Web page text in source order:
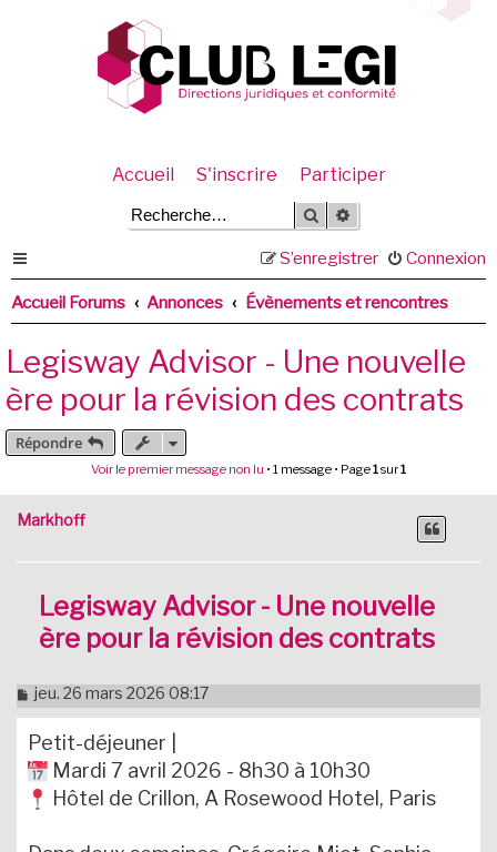
Accueil S'inscrire Participer
Rechercher
Connexion
S’enregistrer
Accueil Forums Annonces Évènements et rencontres
Legisway Advisor - Une nouvelle
ère pour la révision des contrats
Répondre
Voir le premier message non lu • 1 message • Page1sur1
Markhoff
Legisway Advisor - Une nouvelle
ère pour la révision des contrats
M
e
s
a
g
e
n
jeu. 26 mars 2026 08:17
Petit-déjeuner |
Mardi 7 avril 2026 - 8h30 à 10h30
Hôtel de Crillon, A Rosewood Hotel, Paris